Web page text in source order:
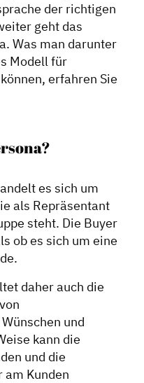
der richtigen
geht das
Was man darunter
Modell für
erfahren Sie
es sich um
als Repräsentant
steht. Die Buyer
ob es sich um eine
daher auch die
und
kann die
und die
Kunden